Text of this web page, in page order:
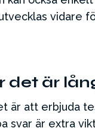
vidare
det är
är att erbjuda
svar är extra